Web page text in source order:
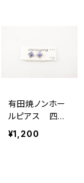
有田焼ノンホー
ルピアス 四
葉 パープル×
ゴールド
¥1,200